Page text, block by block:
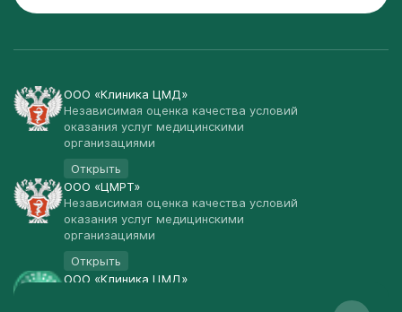
ООО «Клиника ЦМД»
Независимая оценка качества условий
оказания услуг медицинскими
организациями
Открыть
ООО «ЦМРТ»
Независимая оценка качества условий
оказания услуг медицинскими
организациями
Открыть
ООО «Клиника ЦМД»